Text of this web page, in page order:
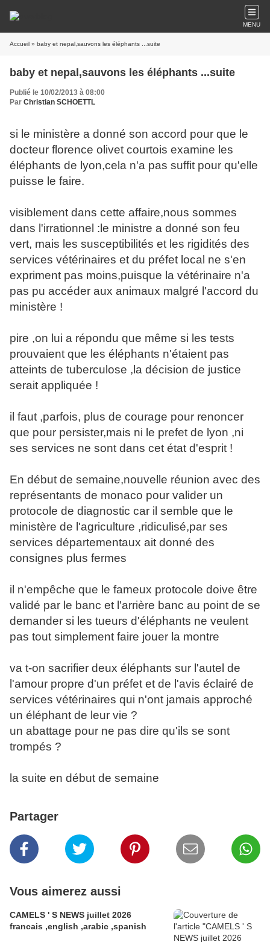
MENU
Accueil » baby et nepal,sauvons les éléphants ...suite
baby et nepal,sauvons les éléphants ...suite
Publié le 10/02/2013 à 08:00
Par Christian SCHOETTL
si le ministère a donné son accord pour que le
docteur florence olivet courtois examine les
éléphants de lyon,cela n'a pas suffit pour qu'elle
puisse le faire.
visiblement dans cette affaire,nous sommes
dans l'irrationnel :le ministre a donné son feu
vert, mais les susceptibilités et les rigidités des
services vétérinaires et du préfet local ne s'en
expriment pas moins,puisque la vétérinaire n'a
pas pu accéder aux animaux malgré l'accord du
ministère !
pire ,on lui a répondu que même si les tests
prouvaient que les éléphants n'étaient pas
atteints de tuberculose ,la décision de justice
serait appliquée !
il faut ,parfois, plus de courage pour renoncer
que pour persister,mais ni le prefet de lyon ,ni
ses services ne sont dans cet état d'esprit !
En début de semaine,nouvelle réunion avec des
représentants de monaco pour valider un
protocole de diagnostic car il semble que le
ministère de l'agriculture ,ridiculisé,par ses
services départementaux ait donné des
consignes plus fermes
il n'empêche que le fameux protocole doive être
validé par le banc et l'arrière banc au point de se
demander si les tueurs d'éléphants ne veulent
pas tout simplement faire jouer la montre
va t-on sacrifier deux éléphants sur l'autel de
l'amour propre d'un préfet et de l'avis éclairé de
services vétérinaires qui n'ont jamais approché
un éléphant de leur vie ?
un abattage pour ne pas dire qu'ils se sont
trompés ?
la suite en début de semaine
Partager
Vous aimerez aussi
CAMELS ' S NEWS juillet 2026
francais ,english ,arabic ,spanish